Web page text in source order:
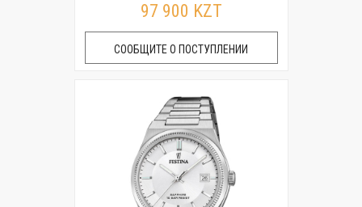
97 900 KZT
СООБЩИТЕ О ПОСТУПЛЕНИИ